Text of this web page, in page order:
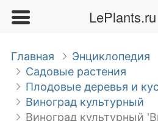
LePlants.ru
Главная
Энциклопедия
Садовые растения
Плодовые деревья и
Виноград культурный
Виноград культурный